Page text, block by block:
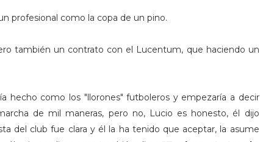
profesional como la copa de un pino.
también un contrato con el Lucentum, que haciendo un
hecho como los "llorones" futboleros y empezaría a decir
de mil maneras, pero no, Lucio es honesto, él dijo
del club fue clara y él la ha tenido que aceptar, la asume